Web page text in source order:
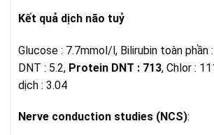
Kết quả dịch não tuỷ
Glucose : 7.7mmol/l, Bilirubin toàn phần
DNT : 5.2, Protein DNT : 713, Chlor :
dịch : 3.04
Nerve conduction studies (NCS):